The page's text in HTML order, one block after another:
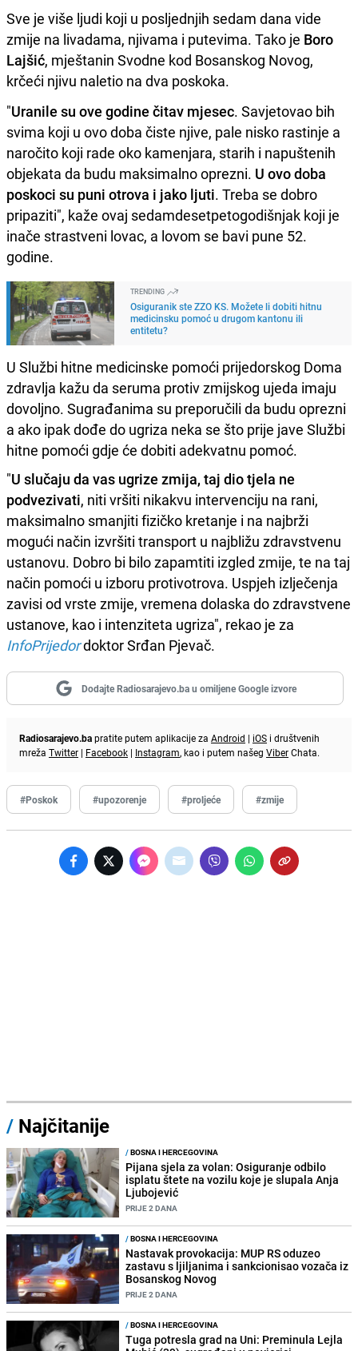
Sve je više ljudi koji u posljednjih sedam dana vide
zmije na livadama, njivama i putevima. Tako je Boro
Lajšić, mještanin Svodne kod Bosanskog Novog,
krčeći njivu naletio na dva poskoka.
"Uranile su ove godine čitav mjesec. Savjetovao bih
svima koji u ovo doba čiste njive, pale nisko rastinje a
naročito koji rade oko kamenjara, starih i napuštenih
objekata da budu maksimalno oprezni. U ovo doba
poskoci su puni otrova i jako ljuti. Treba se dobro
pripaziti", kaže ovaj sedamdesetpetogodišnjak koji je
inače strastveni lovac, a lovom se bavi pune 52.
godine.
TRENDING
Osiguranik ste ZZO KS. Možete li dobiti hitnu
medicinsku pomoć u drugom kantonu ili
entitetu?
U Službi hitne medicinske pomoći prijedorskog Doma
zdravlja kažu da seruma protiv zmijskog ujeda imaju
dovoljno. Sugrađanima su preporučili da budu oprezni
a ako ipak dođe do ugriza neka se što prije jave Službi
hitne pomoći gdje će dobiti adekvatnu pomoć.
"U slučaju da vas ugrize zmija, taj dio tjela ne
podvezivati, niti vršiti nikakvu intervenciju na rani,
maksimalno smanjiti fizičko kretanje i na najbrži
mogući način izvršiti transport u najbližu zdravstvenu
ustanovu. Dobro bi bilo zapamtiti izgled zmije, te na taj
način pomoći u izboru protivotrova. Uspjeh izlječenja
zavisi od vrste zmije, vremena dolaska do zdravstvene
ustanove, kao i intenziteta ugriza", rekao je za
InfoPrijedordoktor Srđan Pjevač.
Dodajte Radiosarajevo.ba u omiljene Google izvore
Radiosarajevo.bapratite putem aplikacije za Android | iOS i društvenih
mreža Twitter | Facebook | Instagram, kao i putem našeg ViberChata.
#Poskok #upozorenje #proljeće #zmije
/ Najčitanije
/BOSNA I HERCEGOVINA
Pijana sjela za volan: Osiguranje odbilo
isplatu štete na vozilu koje je slupala Anja
Ljubojević
PRIJE 2 DANA
/BOSNA I HERCEGOVINA
Nastavak provokacija: MUP RS oduzeo
zastavu s ljiljanima i sankcionisao vozača iz
Bosanskog Novog
PRIJE 2 DANA
/BOSNA I HERCEGOVINA
Tuga potresla grad na Uni: Preminula Lejla